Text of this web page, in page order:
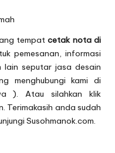
tempatcetak nota di
pemesanan, informasi
seputar jasa desain
menghubungi kami di
). Atau silahkan klik
. Terimakasih anda sudah
Susohmanok.com.